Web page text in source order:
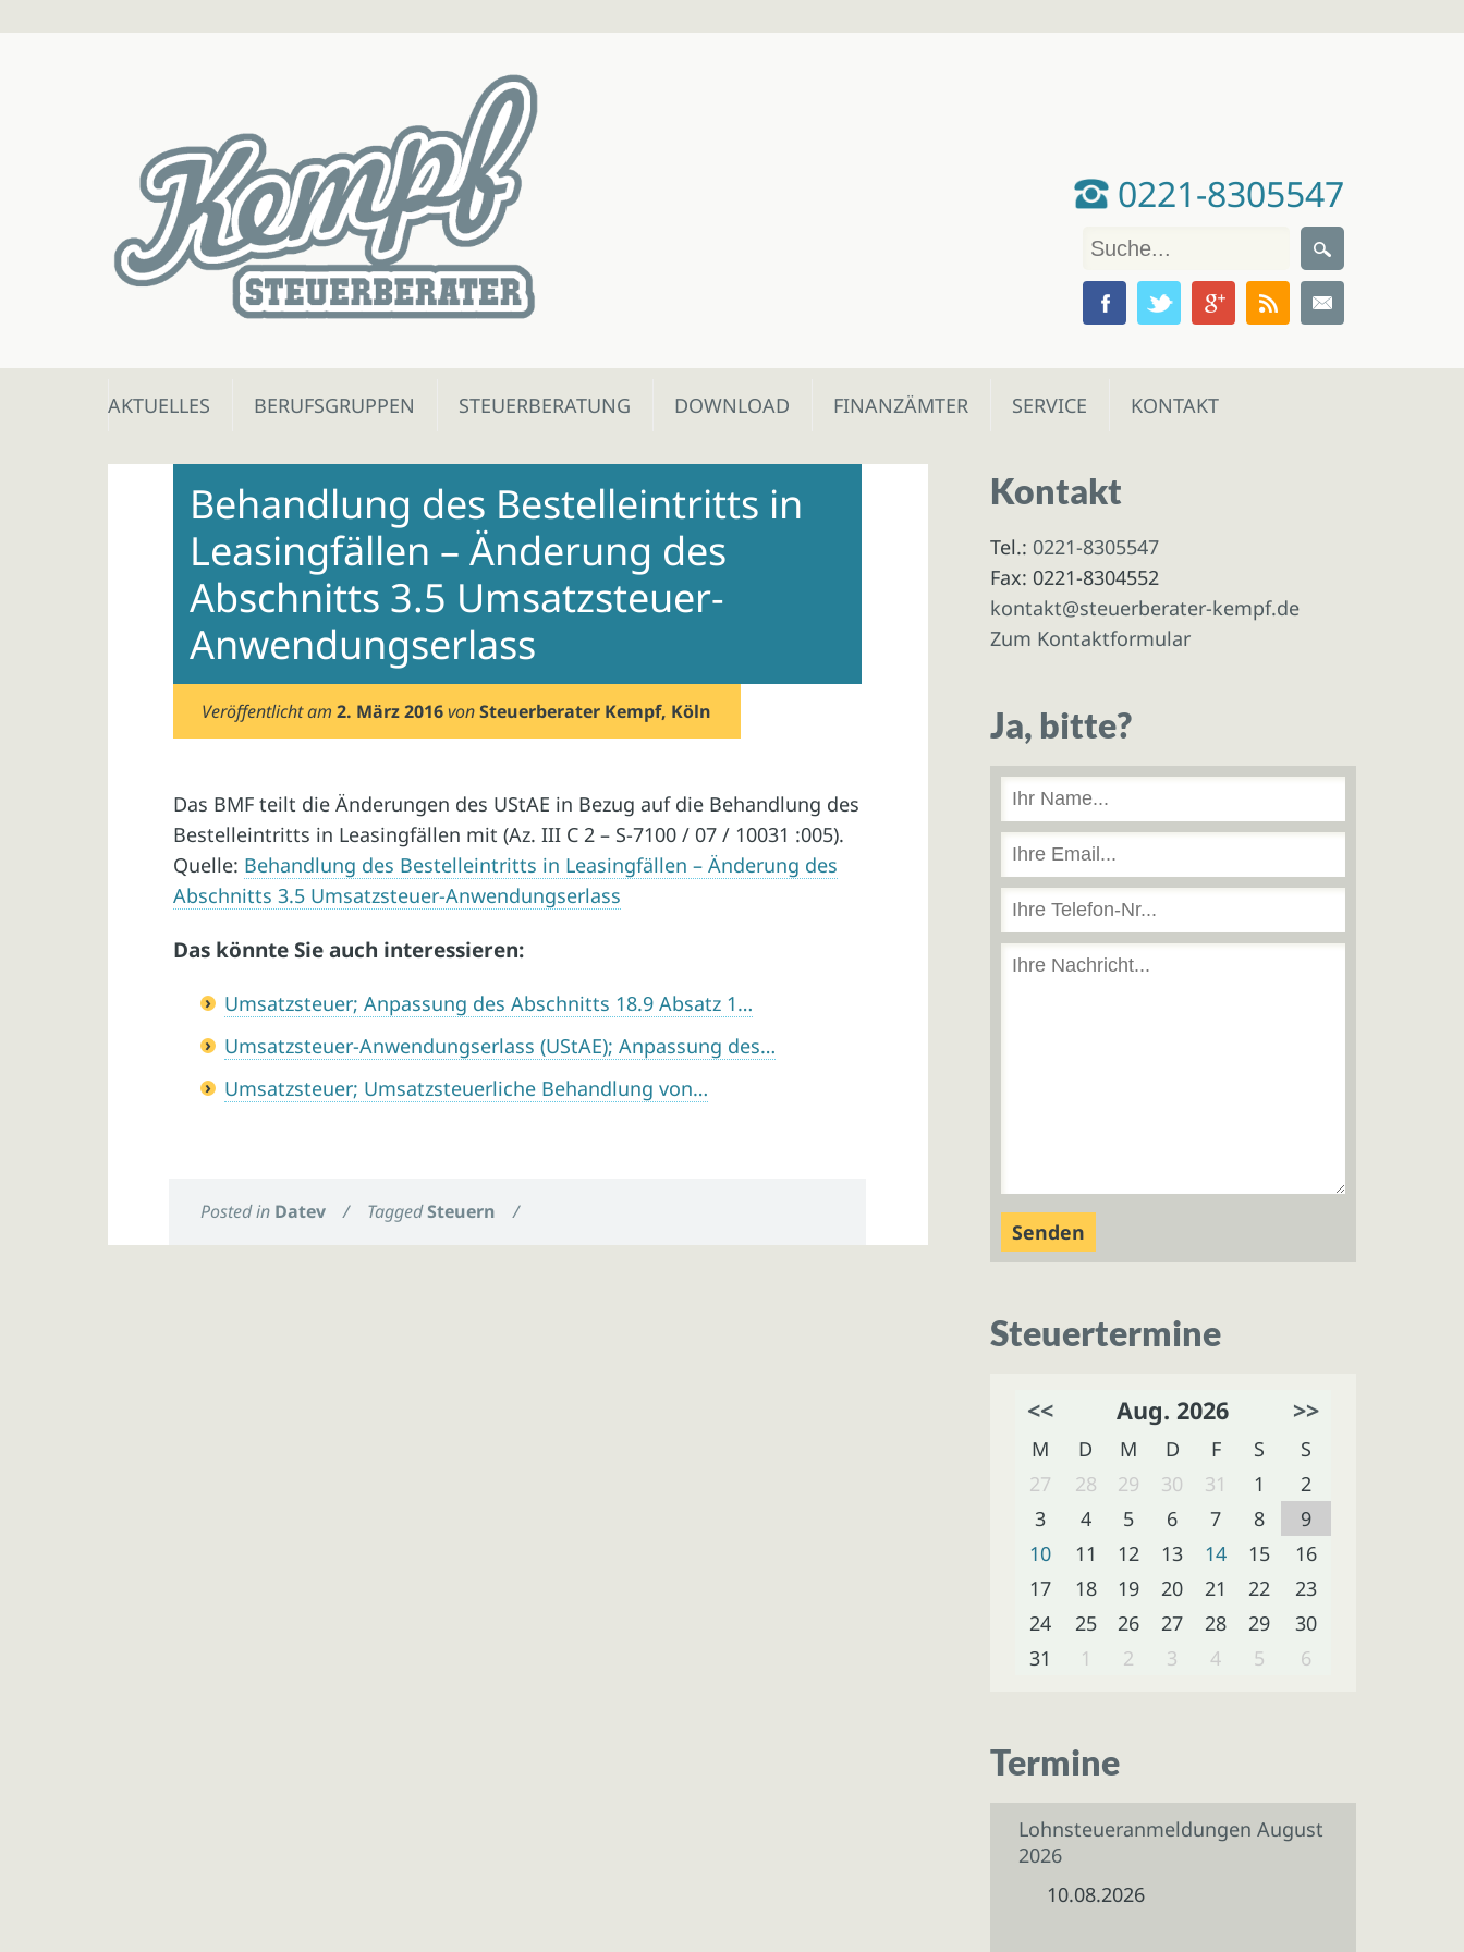
0221-8305547
Skip
AKTUELLES BERUFSGRUPPEN STEUERBERATUNG DOWNLOAD FINANZÄMTER SERVICE KONTAKT
Behandlung des Bestelleintritts in
Leasingfällen – Änderung des
Abschnitts 3.5 Umsatzsteuer-
Anwendungserlass
Veröffentlicht am2. März 2016 vonSteuerberater Kempf, Köln
Das BMF teilt die Änderungen des UStAE in Bezug auf die Behandlung des
Bestelleintritts in Leasingfällen mit (Az. III C 2 – S-7100 / 07 / 10031 :005).
Quelle: Behandlung des Bestelleintritts in Leasingfällen – Änderung des
Abschnitts 3.5 Umsatzsteuer-Anwendungserlass
Das könnte Sie auch interessieren:
Umsatzsteuer; Anpassung des Abschnitts 18.9 Absatz 1…
Umsatzsteuer-Anwendungserlass (UStAE); Anpassung des…
Umsatzsteuer; Umsatzsteuerliche Behandlung von…
Posted in Datev / TaggedSteuern /
Kontakt
Tel.: 0221-8305547
Fax: 0221-8304552
kontakt@steuerberater-kempf.de
Zum Kontaktformular
Ja, bitte?
Steuertermine
<< Aug. 2026 >>
M D M D F S
S
27
28 29 30 31 1
2
3
4 5 6 7 8
9
10
11 12 13 14 15
16
17
18 19 20 21 22
23
24
25 26 27 28 29
30
31
1 2 3 4 5 6
Termine
Lohnsteueranmeldungen August
2026
10.08.2026